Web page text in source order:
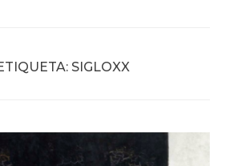
SIGLOXX